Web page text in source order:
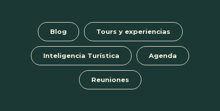
Blog Tours y experiencias
Inteligencia Turística Agenda
Reuniones